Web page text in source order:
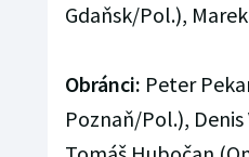
Gdaňsk/Pol.),
Obránci: Peter
Poznaň/Pol.),